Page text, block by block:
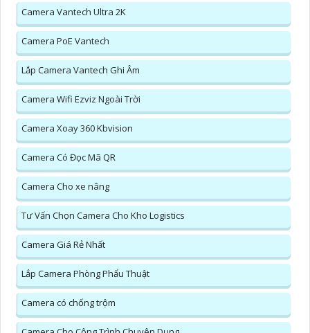
Camera Vantech Ultra 2K
Camera PoE Vantech
Lắp Camera Vantech Ghi Âm
Camera Wifi Ezviz Ngoài Trời
Camera Xoay 360 Kbvision
Camera Có Đọc Mã QR
Camera Cho xe nâng
Tư Vấn Chọn Camera Cho Kho Logistics
Camera Giá Rẻ Nhất
Lắp Camera Phòng Phẩu Thuật
Camera có chống trộm